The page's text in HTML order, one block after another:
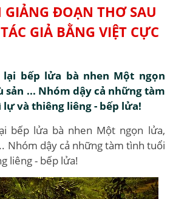
ĐOẠN THƠ SAU
GIẢ BẰNG VIỆT CỰC
lại bếp lửa bà nhen Một ngọn
sản ... Nhóm dậy cả những tàm
và thiêng liêng - bếp lửa!
bếp lửa bà nhen Một ngọn lửa,
Nhóm dậy cả những tàm tình tuổi
liêng - bếp lửa!